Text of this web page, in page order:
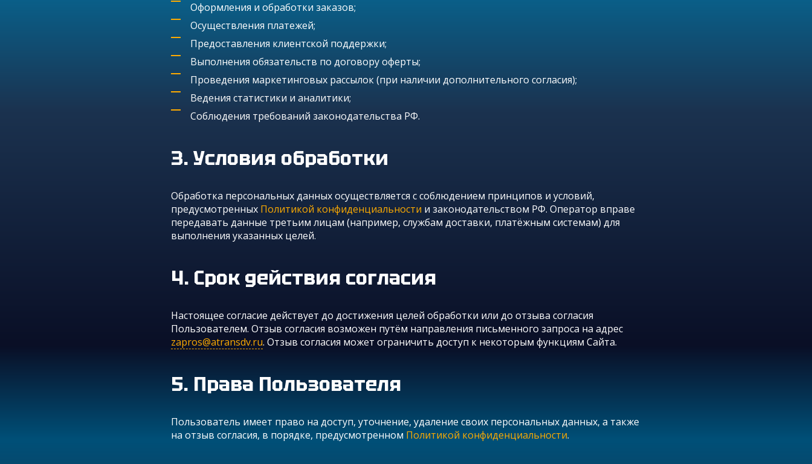
Оформления и обработки заказов;
Осуществления платежей;
Предоставления клиентской поддержки;
Выполнения обязательств по договору оферты;
Проведения маркетинговых рассылок (при наличии дополнительного согласия);
Ведения статистики и аналитики;
Соблюдения требований законодательства РФ.
Условия обработки
Обработка персональных данных осуществляется с соблюдением принципов и условий,
предусмотренных Политикой конфиденциальности и законодательством РФ. Оператор вправе
передавать данные третьим лицам (например, службам доставки, платёжным системам) для
выполнения указанных целей.
Срок действия согласия
Настоящее согласие действует до достижения целей обработки или до отзыва согласия
Пользователем. Отзыв согласия возможен путём направления письменного запроса на адрес
zapros@atransdv.ru. Отзыв согласия может ограничить доступ к некоторым функциям Сайта.
Права Пользователя
Пользователь имеет право на доступ, уточнение, удаление своих персональных данных, а также
на отзыв согласия, в порядке, предусмотренном Политикой конфиденциальности.